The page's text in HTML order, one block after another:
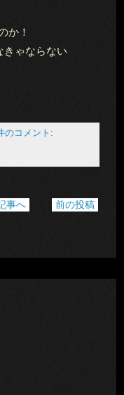
か！
きゃならない
のコメント:
前の投稿
事へ